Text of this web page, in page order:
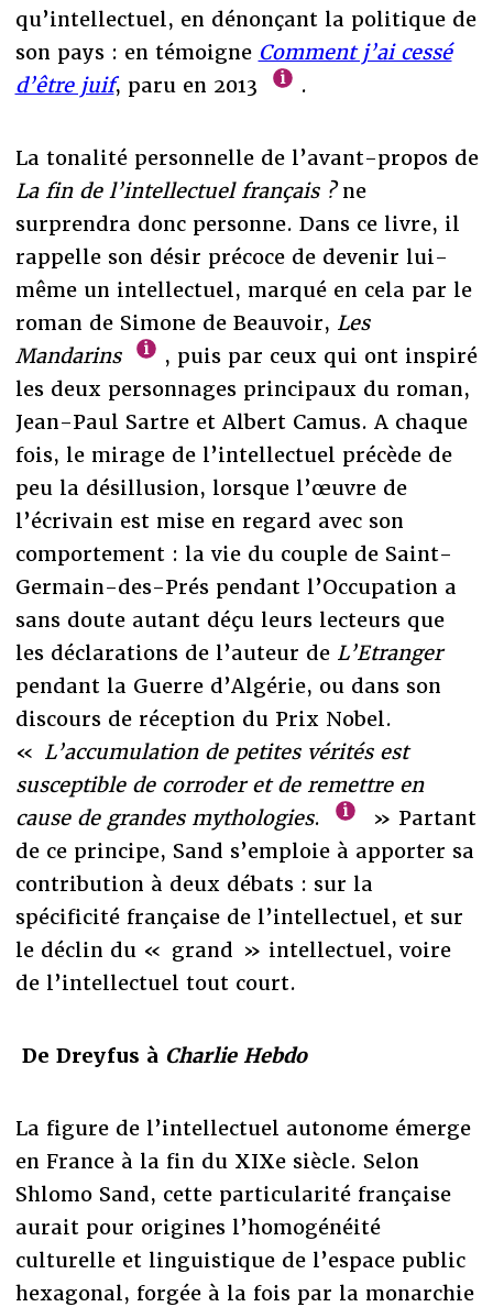
qu’intellectuel, en dénonçant la politique de
son pays : en témoigne Comment j’ai cessé
d’être juif, paru en 2013 .
La tonalité personnelle de l’avant-propos de
La fin de l’intellectuel français ?ne
surprendra donc personne. Dans ce livre, il
rappelle son désir précoce de devenir lui-
même un intellectuel, marqué en cela par le
roman de Simone de Beauvoir, Les
Mandarins
, puis par ceux qui ont inspiré
les deux personnages principaux du roman,
Jean-Paul Sartre et Albert Camus. A chaque
fois, le mirage de l’intellectuel précède de
peu la désillusion, lorsque l’œuvre de
l’écrivain est mise en regard avec son
comportement : la vie du couple de Saint-
Germain-des-Prés pendant l’Occupation a
sans doute autant déçu leurs lecteurs que
les déclarations de l’auteur de L’Etranger
pendant la Guerre d’Algérie, ou dans son
discours de réception du Prix Nobel.
« L’accumulation de petites vérités est
susceptible de corroder et de remettre en
cause de grandes mythologies.
» Partant
de ce principe, Sand s’emploie à apporter sa
contribution à deux débats : sur la
spécificité française de l’intellectuel, et sur
le déclin du « grand » intellectuel, voire
de l’intellectuel tout court.
De Dreyfus à Charlie Hebdo
La figure de l’intellectuel autonome émerge
en France à la fin du XIXe siècle. Selon
Shlomo Sand, cette particularité française
aurait pour origines l’homogénéité
culturelle et linguistique de l’espace public
hexagonal, forgée à la fois par la monarchie